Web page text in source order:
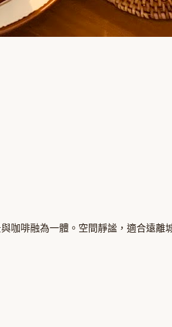
咖啡融為一體。空間靜謐，適合遠